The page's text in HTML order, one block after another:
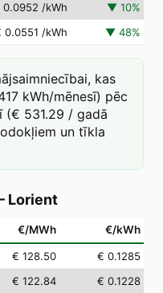
0.0952 /kWh ▼ 10%
0.0551 /kWh ▼ 48%
kas
kWh/mēnesī) pēc
(€ 531.29 / gadā
un tīkla
Lorient
€/MWh €/kWh
€ 128.50
€ 0.1285
€ 122.84
€ 0.1228